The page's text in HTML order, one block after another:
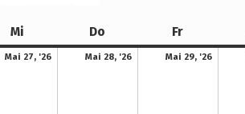
Mi Do Fr
Mai 27, '26
27. Mai 2026
Mai 28, '26
28. Mai 2026
Mai 29, '26
29. Mai 2026